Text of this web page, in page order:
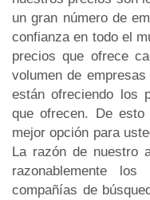
un gran número de
confianza en todo el
precios que ofrece
volumen de
están ofreciendo los
que ofrecen. De
mejor opción para
La razón de nuestro
razonablemente
compañías de